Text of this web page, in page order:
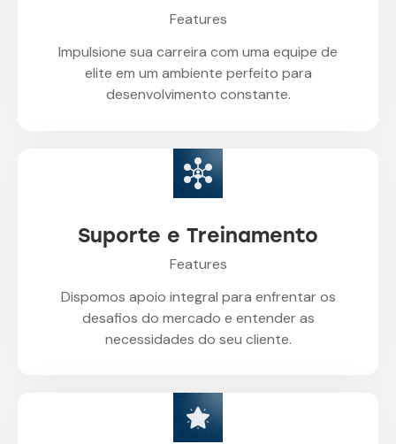
Features
Impulsione sua carreira com uma equipe de
elite em um ambiente perfeito para
desenvolvimento constante.
Suporte e Treinamento
Features
Dispomos apoio integral para enfrentar os
desafios do mercado e entender as
necessidades do seu cliente.